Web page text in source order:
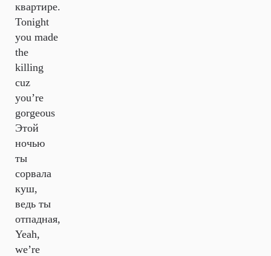
квартире.
Tonight
you made
the
killing
cuz
you’re
gorgeous
Этой
ночью
ты
сорвала
куш,
ведь ты
отпадная,
Yeah,
we’re